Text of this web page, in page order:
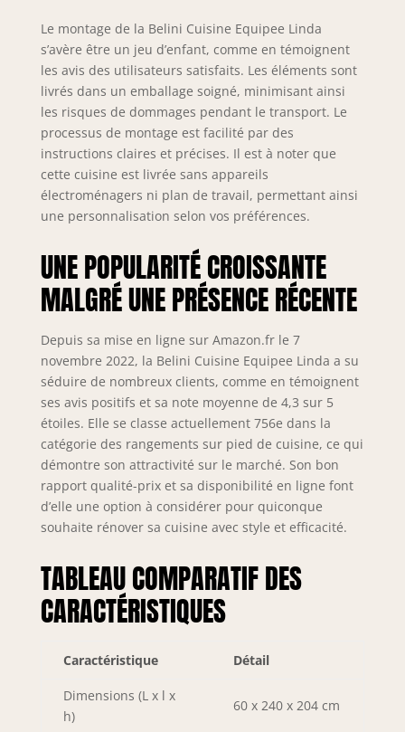
intégrée des
couverts en
polymère ABS
robuste pour une
visibilité optimale
et une utilisation
efficace de
ergonomique pour
un usage
confortable et une
parfaite au
quotidien.
SYSTÈME DE
PROTECTION
NEXUS PRO++ &
LONGÉVITÉ – Les
chants en
polymère ABS
résistants
protègent toutes
les arêtes et
surfaces contre les
rayures, les chocs
et l’usure. Le
système PRO+
significativement la
durée de vie des
meubles de
cuisine et garantit
durable. SYSTÈME
Poignées haut de
Le montage de la Belini Cuisine Equipee Linda
s’avère être un jeu d’enfant, comme en témoignent
les avis des utilisateurs satisfaits. Les éléments sont
livrés dans un emballage soigné, minimisant ainsi
les risques de dommages pendant le transport. Le
processus de montage est facilité par des
instructions claires et précises. Il est à noter que
cette cuisine est livrée sans appareils
électroménagers ni plan de travail, permettant ainsi
une personnalisation selon vos préférences.
UNE POPULARITÉ CROISSANTE
MALGRÉ UNE PRÉSENCE RÉCENTE
Depuis sa mise en ligne sur Amazon.fr le 7
novembre 2022, la Belini Cuisine Equipee Linda a su
séduire de nombreux clients, comme en témoignent
ses avis positifs et sa note moyenne de 4,3 sur 5
étoiles. Elle se classe actuellement 756e dans la
catégorie des rangements sur pied de cuisine, ce qui
démontre son attractivité sur le marché. Son bon
rapport qualité-prix et sa disponibilité en ligne font
d’elle une option à considérer pour quiconque
souhaite rénover sa cuisine avec style et efficacité.
TABLEAU COMPARATIF DES
CARACTÉRISTIQUES
Caractéristique Détail
Dimensions (L x l x
h)
60 x 240 x 204 cm